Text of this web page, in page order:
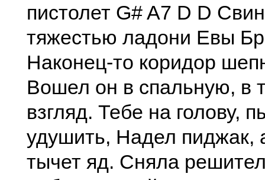
пистолет G# A7 D D
тяжестью ладони Евы
Наконец-то коридор
Вошел он в спальную, в
взгляд. Тебе на голову,
удушить, Надел пиджак,
тычет яд. Сняла